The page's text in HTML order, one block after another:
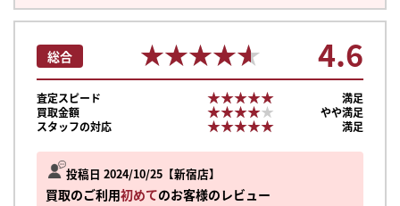
投稿日 2024/10/25 新宿店
買取のご利用初めてのお客様のレビュー
総合 ★★★★★
★★★★★ 4.6
査定スピード ★★★★★
★★★★★
満足
買取金額
★★★★★
★★★★★
やや満足
スタッフの対応
★★★★★
★★★★★ 満足